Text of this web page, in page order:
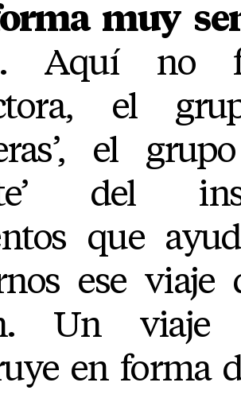
muy
Aquí no
el
el
del
que
ese viaje
Un viaje
en forma